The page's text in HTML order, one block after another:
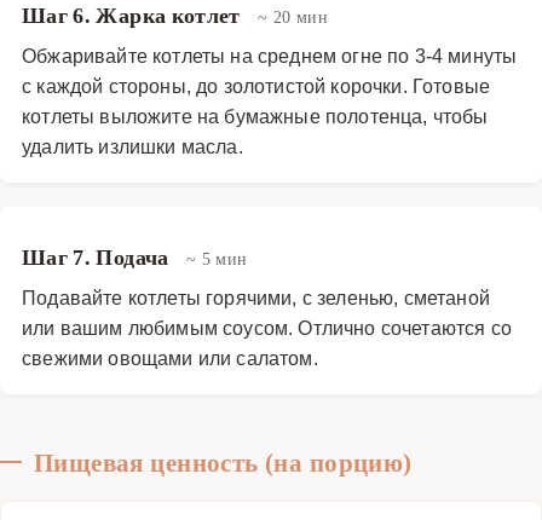
Шаг 6. Жарка котлет ~ 20 мин
Обжаривайте котлеты на среднем огне по 3-4 минуты
с каждой стороны, до золотистой корочки. Готовые
котлеты выложите на бумажные полотенца, чтобы
удалить излишки масла.
Шаг 7. Подача ~ 5 мин
Подавайте котлеты горячими, с зеленью, сметаной
или вашим любимым соусом. Отлично сочетаются со
свежими овощами или салатом.
Пищевая ценность (на порцию)